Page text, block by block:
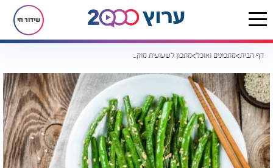
שידור חי
דף הבית מתכונים ואוכל מתכון לשעועית מוקפצת מתקתקה